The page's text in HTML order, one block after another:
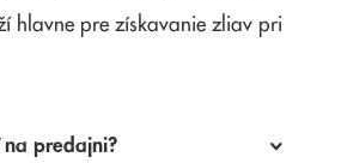
hlavne pre získavanie zliav pri
predajni?